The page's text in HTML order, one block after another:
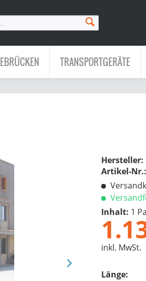
TRANSPORTGERÄTE
Hersteller:
Artikel-Nr.:
Inhalt: 1
inkl. MwSt.
Länge: